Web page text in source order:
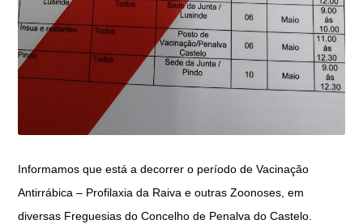
Informamos que está a decorrer o período de Vacinação
Antirrábica – Profilaxia da Raiva e outras Zoonoses, em
diversas Freguesias do Concelho de Penalva do Castelo.